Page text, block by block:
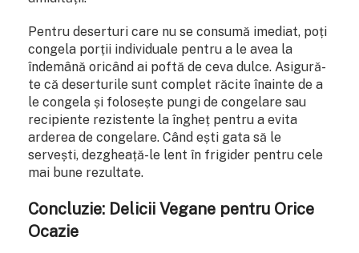
Pentru deserturi care nu se consumă imediat, poți
congela porții individuale pentru a le avea la
îndemână oricând ai poftă de ceva dulce. Asigură-
te că deserturile sunt complet răcite înainte de a
le congela și folosește pungi de congelare sau
recipiente rezistente la îngheț pentru a evita
arderea de congelare. Când ești gata să le
servești, dezgheață-le lent în frigider pentru cele
mai bune rezultate.
Concluzie: Delicii Vegane pentru Orice
Ocazie